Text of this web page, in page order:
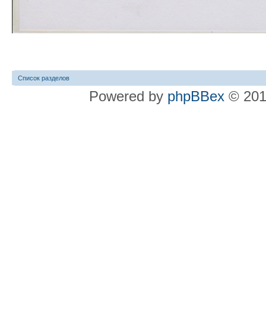
Список разделов
Powered by phpBBex ©